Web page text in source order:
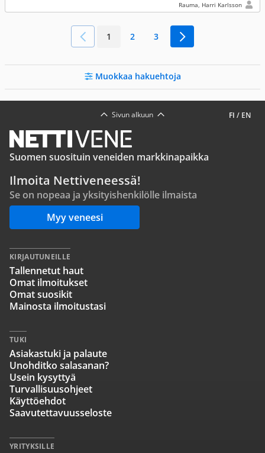
Rauma, Harri Karlsson
1 2 3
Muokkaa hakuehtoja
FI / EN
Sivun alkuun
Suomen suosituin veneiden markkinapaikka
Ilmoita Nettiveneessä!
Se on nopeaa ja yksityishenkilölle ilmaista
Myy veneesi
KIRJAUTUNEILLE
Tallennetut haut
Omat ilmoitukset
Omat suosikit
Mainosta ilmoitustasi
TUKI
Asiakastuki ja palaute
Unohditko salasanan?
Usein kysyttyä
Turvallisuusohjeet
Käyttöehdot
Saavutettavuusseloste
YRITYKSILLE